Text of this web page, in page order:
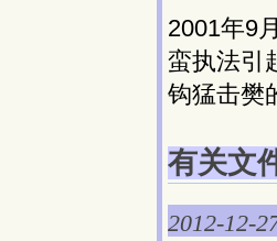
2001年9
蛮执法引
钩猛击樊
有关文
2012-12-